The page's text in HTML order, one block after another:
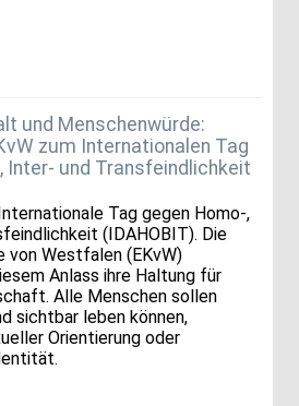
und Menschenwürde:
zum Internationalen Tag
Inter- und Transfeindlichkeit
Tag gegen Homo-,
(IDAHOBIT). Die
von Westfalen (EKvW)
Anlass ihre Haltung für
Alle Menschen sollen
sichtbar leben können,
Orientierung oder